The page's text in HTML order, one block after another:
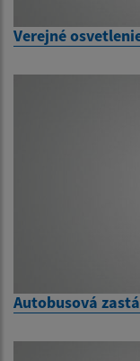
Verejné
Autobusová